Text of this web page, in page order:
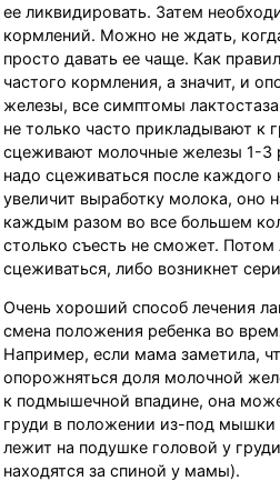
ее ликвидировать. Затем
кормлений. Можно не ждать,
просто давать ее чаще. Как
частого кормления, а значит, и
железы, все симптомы
не только часто прикладывают к
сцеживают молочные железы 1-3
надо сцеживаться после каждого
увеличит выработку молока, оно
каждым разом во все большем
столько съесть не сможет. Потом
сцеживаться, либо возникнет
Очень хороший способ лечения
смена положения ребенка во
Например, если мама заметила,
опорожняться доля молочной
к подмышечной впадине, она
груди в положении из-под мышки
лежит на подушке головой у
находятся за спиной у мамы).